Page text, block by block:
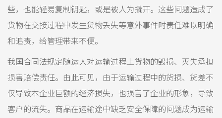
些，也能轻易复制钥匙，或是被人为撬开。这些问题造成了
货物在交接过程中发生货物丢失等意外事件时责任难以明确
和追责，给管理带来不便。
我国合同法规定随运人对运输过程上货物的毁损、灭失承担
损害赔偿责任。由此可见，由于运输过程中的货损、货差不
仅导致本企业巨额的经济损失，也损害了企业的形象，导致
客户的流失。商品在运输途中缺乏安全保障的问题成为运输